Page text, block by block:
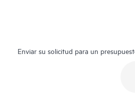
Enviar su solicitud para un